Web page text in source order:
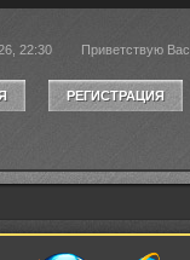
22:30 Приветствую Вас
РЕГИСТРАЦИЯ